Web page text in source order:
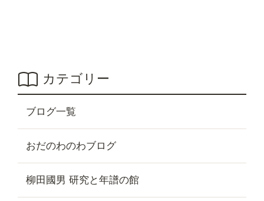
カテゴリー
ブログ一覧
おだのわのわブログ
柳田國男 研究と年譜の館